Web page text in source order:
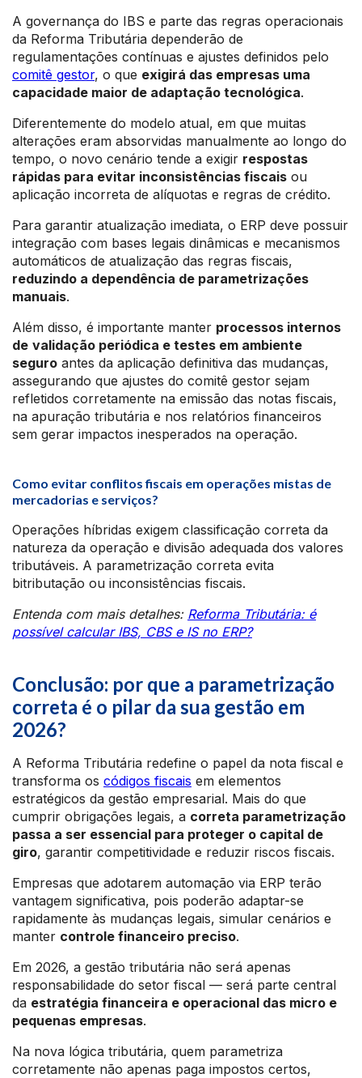
A governança do IBS e parte das regras operacionais
da Reforma Tributária dependerão de
regulamentações contínuas e ajustes definidos pelo
comitê gestor, o que exigirá das empresas uma
capacidade maior de adaptação tecnológica.
Diferentemente do modelo atual, em que muitas
alterações eram absorvidas manualmente ao longo do
tempo, o novo cenário tende a exigir respostas
rápidas para evitar inconsistências fiscais ou
aplicação incorreta de alíquotas e regras de crédito.
Para garantir atualização imediata, o ERP deve possuir
integração com bases legais dinâmicas e mecanismos
automáticos de atualização das regras fiscais,
reduzindo a dependência de parametrizações
manuais.
Além disso, é importante manter processos internos
de validação periódica e testes em ambiente
seguro antes da aplicação definitiva das mudanças,
assegurando que ajustes do comitê gestor sejam
refletidos corretamente na emissão das notas fiscais,
na apuração tributária e nos relatórios financeiros
sem gerar impactos inesperados na operação.
Como evitar conflitos fiscais em operações mistas de
mercadorias e serviços?
Operações híbridas exigem classificação correta da
natureza da operação e divisão adequada dos valores
tributáveis. A parametrização correta evita
bitributação ou inconsistências fiscais.
Entenda com mais detalhes: Reforma Tributária: é
possível calcular IBS, CBS e IS no ERP?
Conclusão: por que a parametrização
correta é o pilar da sua gestão em
2026?
A Reforma Tributária redefine o papel da nota fiscal e
transforma os códigos fiscais em elementos
estratégicos da gestão empresarial. Mais do que
cumprir obrigações legais, a correta parametrização
passa a ser essencial para proteger o capital de
giro, garantir competitividade e reduzir riscos fiscais.
Empresas que adotarem automação via ERP terão
vantagem significativa, pois poderão adaptar-se
rapidamente às mudanças legais, simular cenários e
manter controle financeiro preciso.
Em 2026, a gestão tributária não será apenas
responsabilidade do setor fiscal — será parte central
da estratégia financeira e operacional das micro e
pequenas empresas.
Na nova lógica tributária, quem parametriza
corretamente não apenas paga impostos certos,